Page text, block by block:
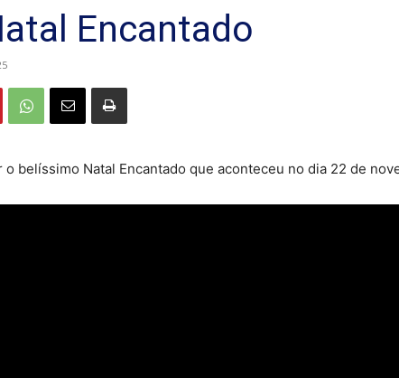
Encantado
o belíssimo Natal Encantado que aconteceu no dia 22 de